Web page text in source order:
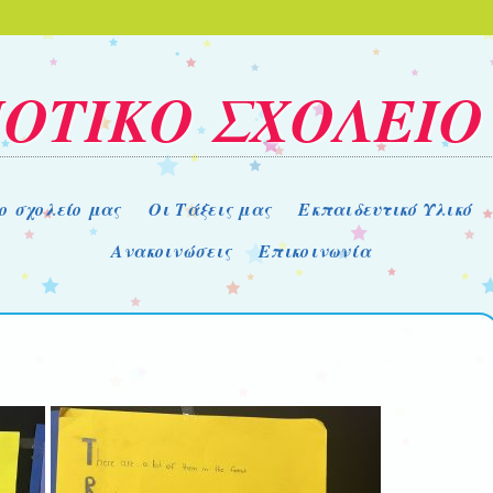
ΣΧΟΛΕΙΟ
σχολείο μας Οι Τάξεις μας
Εκπαιδευτικό Υλικό
Ανακοινώσεις
Επικοινωνία